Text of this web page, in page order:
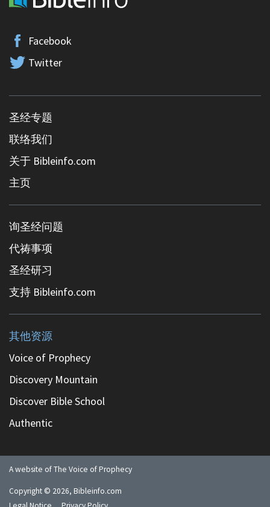
Facebook
Twitter
圣经专题
联络我们
关于 Bibleinfo.com
主页
询圣经问题
代祷事项
圣经研习
支持 Bibleinfo.com
其他资源
Voice of Prophecy
Discovery Mountain
Discover Bible School
Authentic
A website of The Voice of Prophecy
Copyright © 2026, Bibleinfo.com